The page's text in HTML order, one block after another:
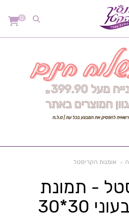
0
אומנות הקריסטל
- תמונת
30*30